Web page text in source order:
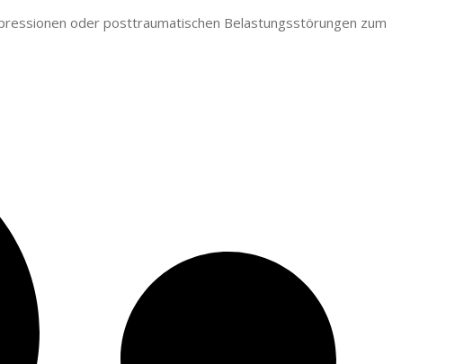
oder posttraumatischen Belastungsstörungen zum